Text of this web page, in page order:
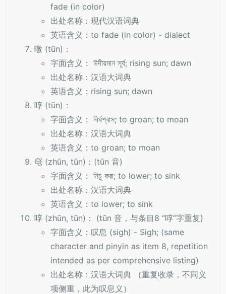
fade (in color)
出处名称：现代汉语词典
英语含义：to fade (in color) - dialect
暾 (tūn)：
字面含义： উদীয়মান সূর্য; rising sun; dawn
出处名称：汉语大词典
英语含义：rising sun; dawn
啍 (tūn)：
字面含义： দীর্ঘশ্বাস; to groan; to moan
出处名称：汉语大词典
英语含义：to groan; to moan
窀 (zhūn, tūn)：(tūn 音)
字面含义： নিচু করা; to lower; to sink
出处名称：汉语大词典
英语含义：to lower; to sink
啍 (zhūn, tūn)： (tūn 音，与条目8 “啍”字重复)
字面含义：叹息 (sigh) - Sigh; (same
character and pinyin as item 8, repetition
intended as per comprehensive listing)
出处名称：汉语大词典 （重复收录，不同义
项侧重，此为叹息义）